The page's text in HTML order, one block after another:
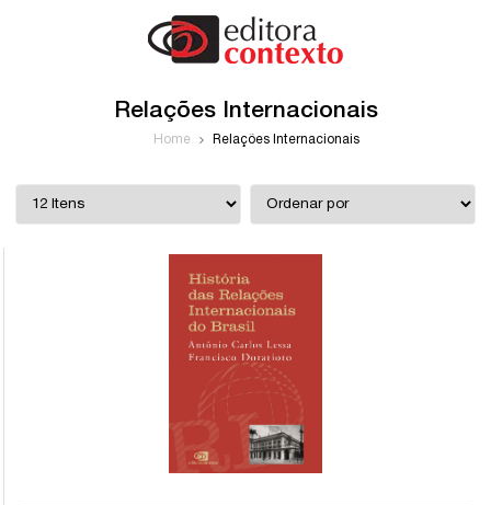
Relações Internacionais
Home Relações Internacionais